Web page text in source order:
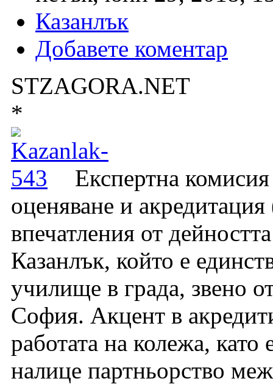
Казанлък
Добавете коментар
STZAGORA.NET
*
Експертна
оценяване и
впечатления от
Казанлък, който е
училище в града, звено
София. Акцент в
работата на колежа, като
налице партньорство